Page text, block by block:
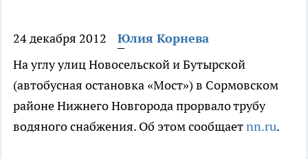
24 декабря 2012
Юлия Корнева
На углу улиц Новосельской и Бутырской
(автобусная остановка «Мост») в Сормовском
районе Нижнего Новгорода прорвало трубу
водяного снабжения. Об этом сообщаетnn.ru.